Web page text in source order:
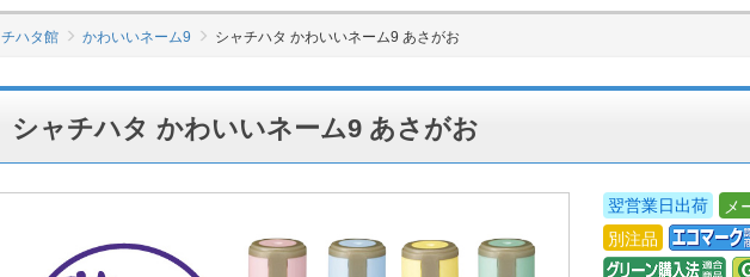
ハタ館 かわいいネーム9 シャチハタ かわいいネーム9 あさがお
シャチハタ かわいいネーム9 あさがお
翌営業日出荷
メ
別注品